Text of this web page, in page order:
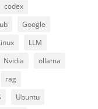
codex
Google
LLM
Nvidia
ollama
rag
Ubuntu